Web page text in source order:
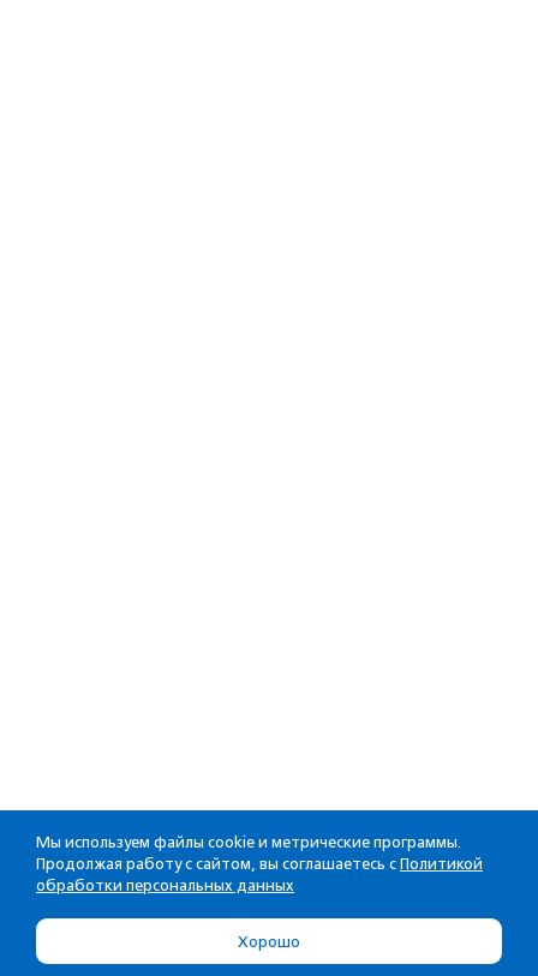
Мы используем файлы cookie и метрические программы.
Продолжая работу с сайтом, вы соглашаетесь с Политикой
обработки персональных данных
Хорошо